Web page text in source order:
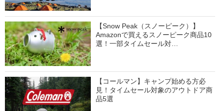
【Snow Peak（スノーピーク）】
Amazonで買えるスノーピーク商品10
選！一部タイムセール対…
【コールマン】キャンプ始める方必
見！タイムセール対象のアウトドア商
品5選